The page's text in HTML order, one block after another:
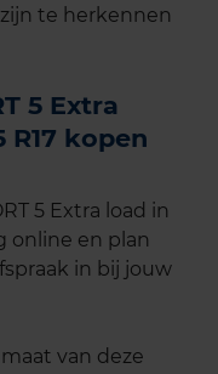
te herkennen
5 Extra
R17 kopen
5 Extra load in
online en plan
in bij jouw
van deze